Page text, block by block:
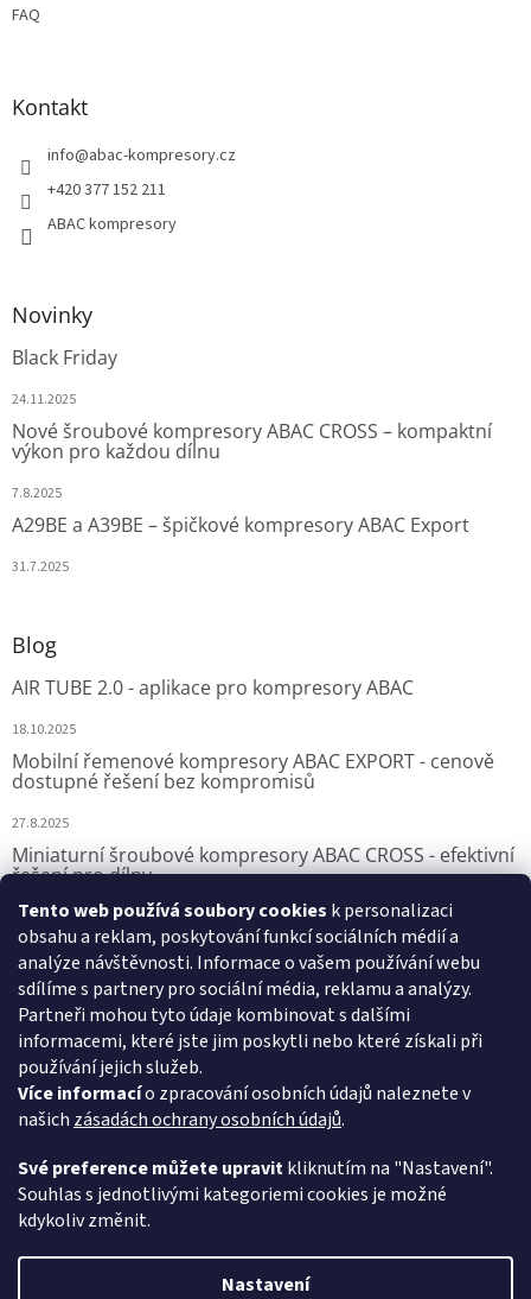
Tento web používá soubory cookies k personalizaci
obsahu a reklam, poskytování funkcí sociálních médií a
analýze návštěvnosti. Informace o vašem používání webu
sdílíme s partnery pro sociální média, reklamu a analýzy.
Partneři mohou tyto údaje kombinovat s dalšími
informacemi, které jste jim poskytli nebo které získali při
používání jejich služeb.
Více informacío zpracování osobních údajů naleznete v
našich zásadách ochrany osobních údajů.
Své preference můžete upravitkliknutím na "Nastavení".
Souhlas s jednotlivými kategoriemi cookies je možné
kdykoliv změnit.
Nastavení
FAQ
Kontakt
info@abac-kompresory.cz
+420 377 152 211
ABAC kompresory
Novinky
Black Friday
24.11.2025
Nové šroubové kompresory ABAC CROSS – kompaktní
výkon pro každou dílnu
7.8.2025
A29BE a A39BE – špičkové kompresory ABAC Export
31.7.2025
Blog
AIR TUBE 2.0 - aplikace pro kompresory ABAC
18.10.2025
Mobilní řemenové kompresory ABAC EXPORT - cenově
dostupné řešení bez kompromisů
27.8.2025
Miniaturní šroubové kompresory ABAC CROSS - efektivní
řešení pro dílny
7.8.2025
Přijímáme online platby
Vytvořil Shoptet